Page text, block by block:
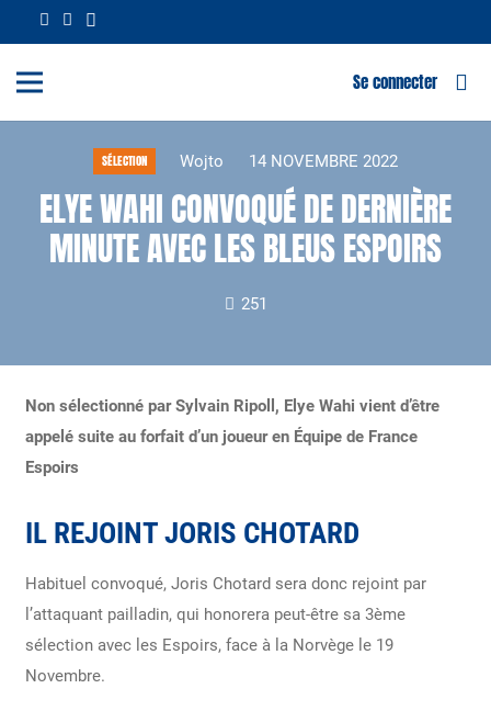
Se connecter
SÉLECTION Wojto 14 NOVEMBRE 2022
ELYE WAHI CONVOQUÉ DE DERNIÈRE
MINUTE AVEC LES BLEUS ESPOIRS
251
Non sélectionné par Sylvain Ripoll, Elye Wahi vient d’être
appelé suite au forfait d’un joueur en Équipe de France
Espoirs
IL REJOINT JORIS CHOTARD
Habituel convoqué, Joris Chotard sera donc rejoint par
l’attaquant pailladin, qui honorera peut-être sa 3ème
sélection avec les Espoirs, face à la Norvège le 19
Novembre.